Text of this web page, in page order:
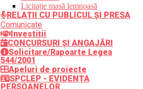
Licitație masă lemnoasă
RELAȚII CU PUBLICUL ȘI PRESA
Comunicate
Investiții
CONCURSURI ȘI ANGAJĂRI
Solicitare/Rapoarte Legea
544/2001
Apeluri de proiecte
SPCLEP - EVIDENȚA
PERSOANELOR